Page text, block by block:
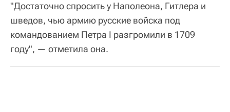
"Достаточно спросить у Наполеона, Гитлера и
шведов, чью армию русские войска под
командованием Петра I разгромили в 1709
году", — отметила она.